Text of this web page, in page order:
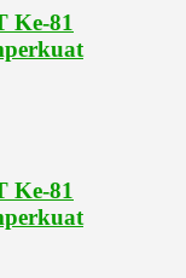
Ke-81
Ke-81